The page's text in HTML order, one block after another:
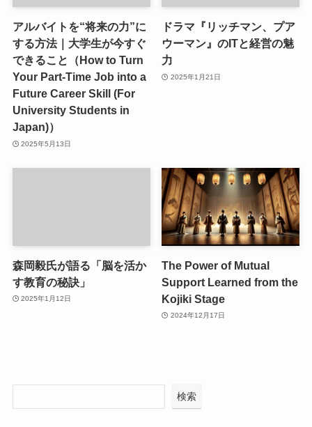
アルバイトを“将来の力”に
する方法｜大学生が今すぐ
できること（How to Turn
Your Part-Time Job into a
Future Career Skill (For
University Students in
Japan)）
2025年5月13日
ドラマ『リッチマン、プア
ウーマン』のITと経営の魅
力
2025年1月21日
森岡毅氏が語る「脳を活か
す教育の秘訣」
2025年1月12日
The Power of Mutual
Support Learned from the
Kojiki Stage
2024年12月17日
検索